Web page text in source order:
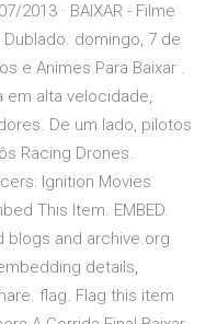
2013 · BAIXAR - Filme
domingo, 7 de
e Animes Para Baixar .
em alta velocidade,
De um lado, pilotos
Racing Drones.
Ignition Movies
This Item. EMBED.
blogs and archive.org
details,
flag. Flag this item